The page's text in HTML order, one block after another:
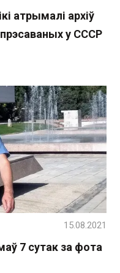
атрымалі архіў
у СССР
7 сутак за фота
15.08.2021